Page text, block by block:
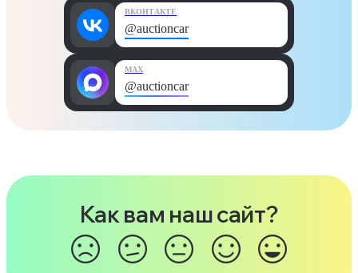
ВКОНТАКТЕ
@auctioncar
MAX
@auctioncar
Как вам наш сайт?